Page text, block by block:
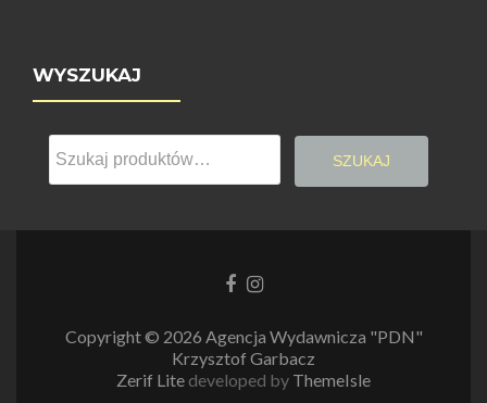
WYSZUKAJ
Szukaj:
SZUKAJ
LinkLink
Copyright © 2026 Agencja Wydawnicza "PDN"
Krzysztof Garbacz
Zerif Lite developed by ThemeIsle